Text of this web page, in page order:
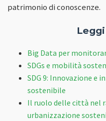
patrimonio di conoscenze.
Big Data per
SDGs e mobilità
SDG 9: Innovazione e
sostenibile
Il ruolo delle città nel
urbanizzazione